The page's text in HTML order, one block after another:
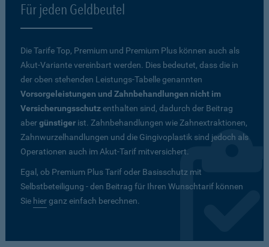
Für jeden Geldbeutel
Die Tarife Top, Premium und Premium Plus können auch als
Akut-Variante vereinbart werden. Dies bedeutet, dass die in
der oben stehenden Leistungs-Tabelle genannten
Vorsorgeleistungen und Zahnbehandlungen nicht im
Versicherungsschutzenthalten sind, dadurch der Beitrag
abergünstiger ist. Zahnbehandlungen wie Zahnextraktionen,
Zahnwurzelhandlungen und die Gingivoplastik sind jedoch als
Operationen auch im Akut-Tarif mitversichert.
Egal, ob Premium Plus Tarif oder Basisschutz mit
Selbstbeteiligung - den Beitrag für Ihren Wunschtarif können
Sie hierganz einfach berechnen.